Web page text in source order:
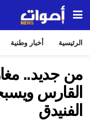
الرئيسية أخبار وطنية
من جديد..
القارس
الفنيدق